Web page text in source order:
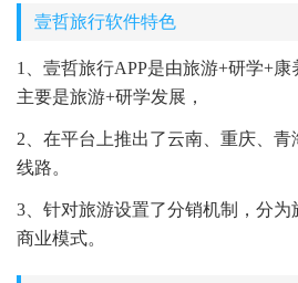
壹哲旅行软件特色
1、壹哲旅行APP是由旅游+研学+
主要是旅游+研学发展，
2、在平台上推出了云南、重庆、
线路。
3、针对旅游设置了分销机制，分
商业模式。